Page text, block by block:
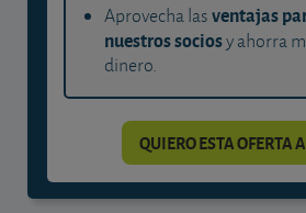
Aprovecha lasventajas
nuestros sociosy ahorra
dinero.
QUIERO ESTA OFERTA